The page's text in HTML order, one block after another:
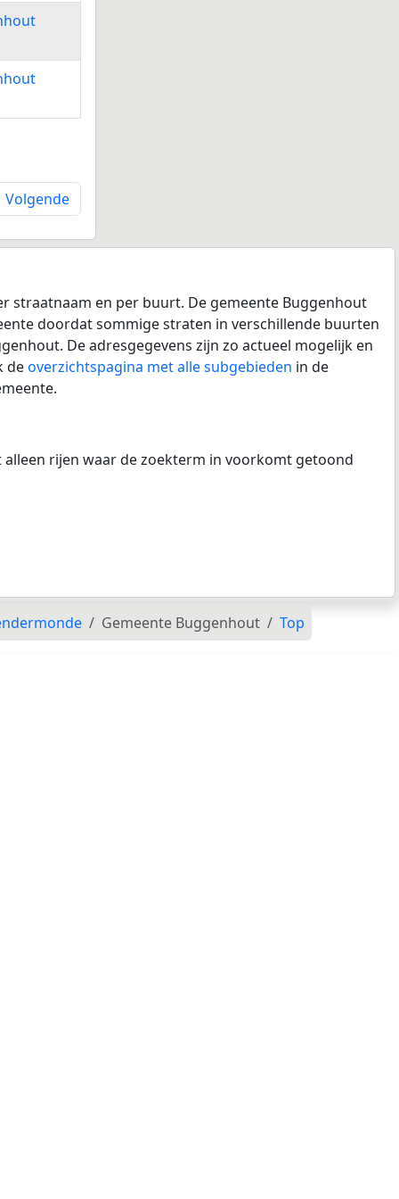
Volgende
straatnaam en per buurt. De gemeente Buggenhout
doordat sommige straten in verschillende buurten
De adresgegevens zijn zo actueel mogelijk en
deoverzichtspagina met alle subgebieden in de
rijen waar de zoekterm in voorkomt getoond
Gemeente Buggenhout Top